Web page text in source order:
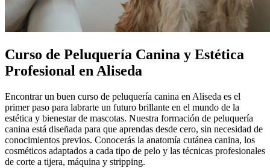
Curso de Peluquería Canina y Estética
Profesional en Aliseda
Encontrar un buen curso de peluquería canina en Aliseda es el
primer paso para labrarte un futuro brillante en el mundo de la
estética y bienestar de mascotas. Nuestra formación de peluquería
canina está diseñada para que aprendas desde cero, sin necesidad de
conocimientos previos. Conocerás la anatomía cutánea canina, los
cosméticos adaptados a cada tipo de pelo y las técnicas profesionales
de corte a tijera, máquina y stripping.